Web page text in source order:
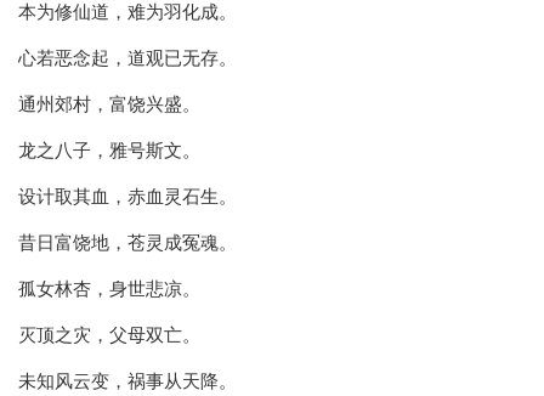
本为修仙道，难为羽化成。
心若恶念起，道观已无存。
通州郊村，富饶兴盛。
龙之八子，雅号斯文。
设计取其血，赤血灵石生。
昔日富饶地，苍灵成冤魂。
孤女林杏，身世悲凉。
灭顶之灾，父母双亡。
未知风云变，祸事从天降。